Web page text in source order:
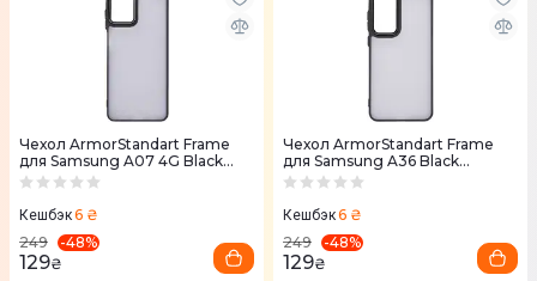
Чехол ArmorStandart Frame
для Samsung A07 4G Black
(ARM87007)
Кешбэк6 ₴
249
-48%
129₴
Чехол ArmorStandart Frame
для Samsung A36 Black
(ARM84810)
Кешбэк6 ₴
249
-48%
129₴